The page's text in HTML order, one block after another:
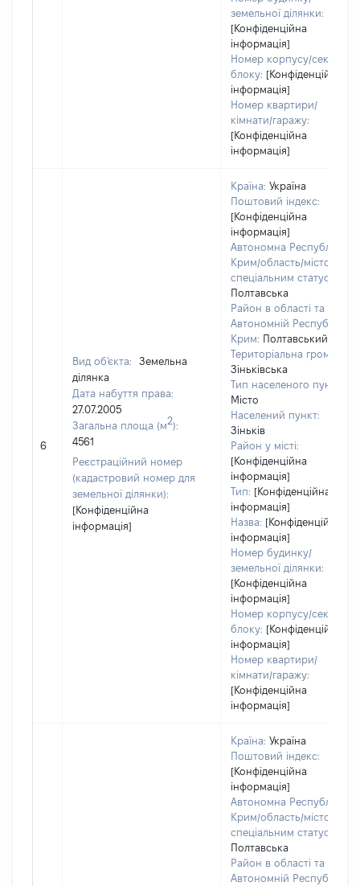
земельної ділянки:
[Конфіденційна
інформація]
Номер корпусу/секції/
блоку: [Конфіденційна
інформація]
Номер квартири/
кімнати/гаражу:
[Конфіденційна
інформація]
6
Вид об'єкта:
Земельна
ділянка
Дата набуття права:
27.07.2005
Загальна площа (м2):
4561
Реєстраційний номер
(кадастровий номер для
земельної ділянки):
[Конфіденційна
інформація]
Країна: Україна
Поштовий індекс:
[Конфіденційна
інформація]
Автономна Республіка
Крим/область/місто зі
спеціальним статусом:
Полтавська
Район в області та
Автономній Республіці
Крим: Полтавський
Територіальна громада:
Зіньківська
Тип населеного пункту:
Місто
Населений пункт:
Зіньків
Район у місті:
[Конфіденційна
інформація]
Тип: [Конфіденційна
інформація]
Назва: [Конфіденційна
інформація]
Номер будинку/
земельної ділянки:
[Конфіденційна
інформація]
Номер корпусу/секції/
блоку: [Конфіденційна
інформація]
Номер квартири/
кімнати/гаражу:
[Конфіденційна
інформація]
Країна: Україна
Поштовий індекс:
[Конфіденційна
інформація]
Автономна Республіка
Крим/область/місто зі
спеціальним статусом:
Полтавська
Район в області та
Автономній Республіці